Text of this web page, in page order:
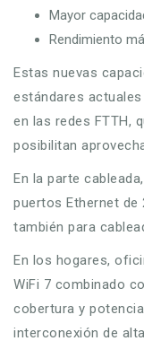
Mayor
Rendimiento
Estas nuevas
estándares actuales
en las redes FTTH,
posibilitan
En la parte
puertos Ethernet de
también para
En los hogares,
WiFi 7 combinado
cobertura y
interconexión de